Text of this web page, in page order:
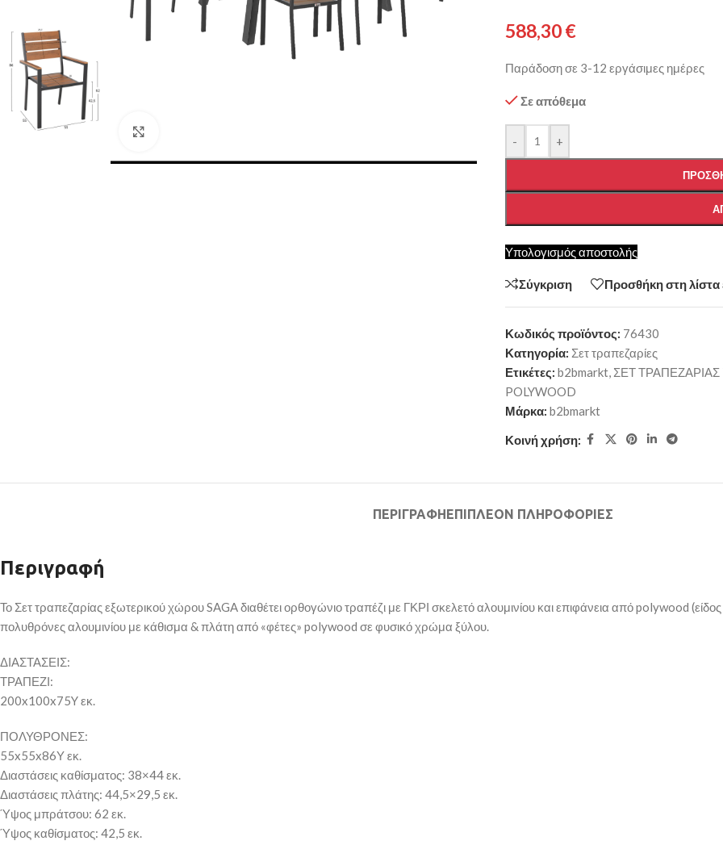
588,30€
Παράδοση σε 3-12 εργάσιμες ημέρες
Σε απόθεμα
- +
Υπολογισμός αποστολής
Σύγκριση Προσθήκη στη λίστα
Κωδικός προϊόντος: 76430
Κατηγορία: Σετ τραπεζαρίες
Ετικέτες: b2bmarkt, ΣΕΤ ΤΡΑΠΕΖΑΡΙΑΣ
POLYWOOD
Μάρκα: b2bmarkt
Κοινή χρήση:
ΠΕΡΙΓΡΑΦΉΕΠΙΠΛΈΟΝ ΠΛΗΡΟΦΟΡΊΕΣ
Περιγραφή
Το Σετ τραπεζαρίας εξωτερικού χώρου SAGA διαθέτει ορθογώνιο τραπέζι με ΓΚΡΙ σκελετό αλουμινίου και επιφάνεια από polywood
πολυθρόνες αλουμινίου με κάθισμα & πλάτη από «φέτες» polywood σε φυσικό χρώμα ξύλου.
ΔΙΑΣΤΑΣΕΙΣ:
ΤΡΑΠΕΖΙ:
200x100x75Y εκ.
ΠΟΛΥΘΡΟΝΕΣ:
55x55x86Υ εκ.
Διαστάσεις καθίσματος: 38×44 εκ.
Διαστάσεις πλάτης: 44,5×29,5 εκ.
Ύψος μπράτσου: 62 εκ.
Ύψος καθίσματος: 42,5 εκ.